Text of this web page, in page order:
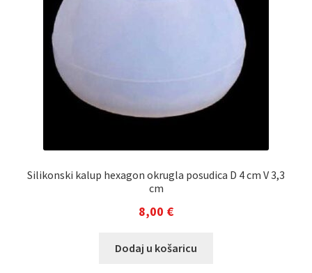
Silikonski kalup hexagon okrugla posudica D 4 cm V 3,3
cm
8,00 €
Dodaj u košaricu